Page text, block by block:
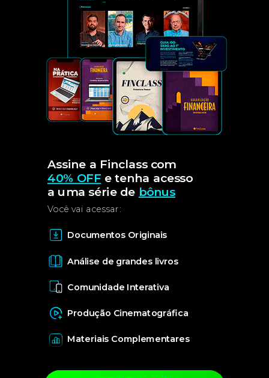
Assine a Finclass com
40% OFF e tenha acesso
a uma série de bônus
Documentos Originais
Análise de grandes livros
Comunidade Interativa
Produção Cinematográfica
Materiais Complementares
Você vai acessar: